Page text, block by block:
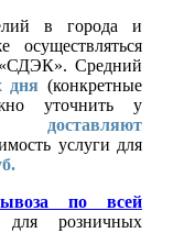
в города и
«СДЭК». Средний
дня (конкретные
уточнить у
доставляют
услуги для
по всей
для розничных